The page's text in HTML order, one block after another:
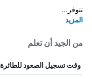
تتوفر...
المزيد
من الجيد أن تعلم
وقت تسجيل الصعود للطائرة